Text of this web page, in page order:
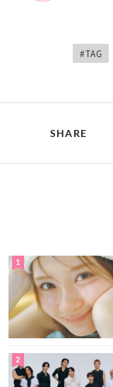
#TAG
SHARE
1
2